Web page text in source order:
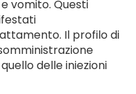
vomito. Questi
Il profilo di
delle iniezioni